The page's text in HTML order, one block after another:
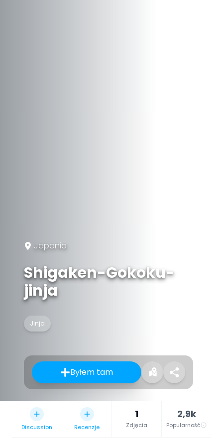
Japonia
Shigaken-Gokoku-
jinja
Jinja
Byłem tam
Discussion Recenzje
1
Zdjęcia
2,9k
Popularność